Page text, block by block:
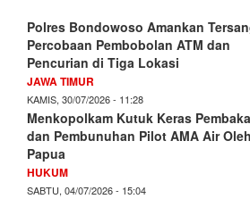
Polres Bondowoso Amankan
Percobaan Pembobolan ATM dan
Pencurian di Tiga Lokasi
JAWA TIMUR
KAMIS, 30/07/2026 - 11:28
Menkopolkam Kutuk Keras
dan Pembunuhan Pilot AMA Air
Papua
HUKUM
SABTU, 04/07/2026 - 15:04